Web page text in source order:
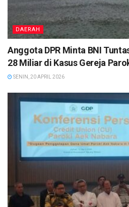
DAERAH
Anggota DPR Minta BNI
28 Miliar di Kasus Gereja
SENIN, 20 APRIL 2026